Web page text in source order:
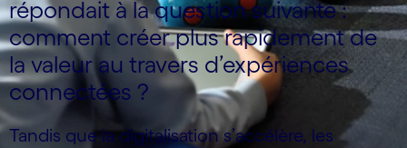
répondait à la question suivante :
comment créer plus rapidement de
la valeur au travers d’expériences
connectées ?
Tandis que la digitalisation s’accélère, les